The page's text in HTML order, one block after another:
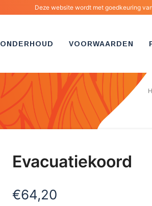
Deze website wordt met goedkeuring
ONDERHOUD VOORWAARDEN
Evacuatiekoord
€64,20